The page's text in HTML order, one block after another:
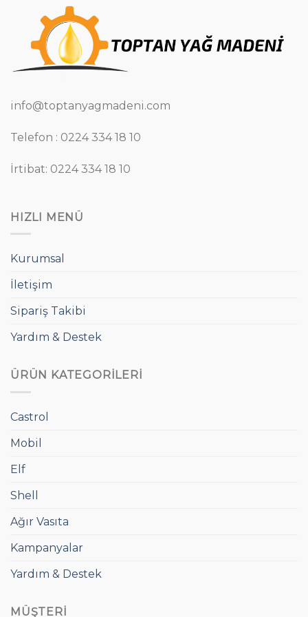
info@toptanyagmadeni.com
Telefon : 0224 334 18 10
İrtibat: 0224 334 18 10
HIZLI MENÜ
Kurumsal
İletişim
Sipariş Takibi
Yardım & Destek
ÜRÜN KATEGORILERI
Castrol
Mobil
Elf
Shell
Ağır Vasıta
Kampanyalar
Yardım & Destek
MÜŞTERI